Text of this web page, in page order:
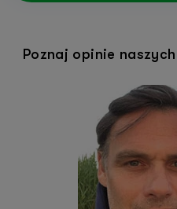
Poznaj opinie